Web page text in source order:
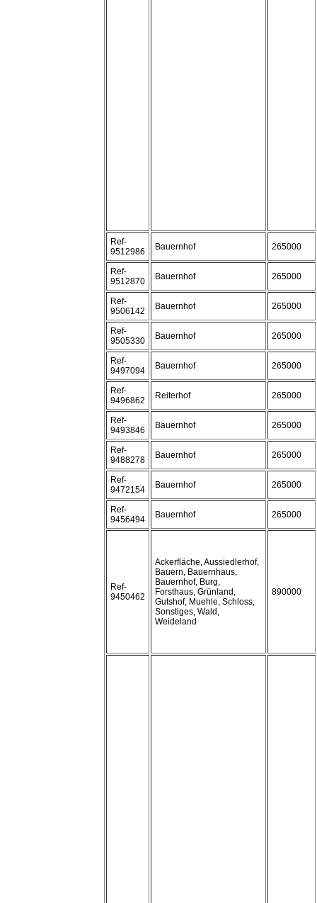
Ref-
9512986
Bauernhof 265000
Ref-
9512870
Bauernhof 265000
Ref-
9506142
Bauernhof 265000
Ref-
9505330
Bauernhof 265000
Ref-
9497094
Bauernhof 265000
Ref-
9496862
Reiterhof 265000
Ref-
9493846
Bauernhof 265000
Ref-
9488278
Bauernhof 265000
Ref-
9472154
Bauernhof 265000
Ref-
9456494
Bauernhof 265000
Ref-
9450462
Ackerfläche, Aussiedlerhof,
Bauern, Bauernhaus,
Bauernhof, Burg,
Forsthaus, Grünland,
Gutshof, Muehle, Schloss,
Sonstiges, Wald,
Weideland
890000